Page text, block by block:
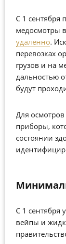
С 1 сентября
медосмотры
удаленно.
перевозках
грузов и на
дальностью
будут
Для
приборы,
состоянии
С 1 сентября
вейпы и